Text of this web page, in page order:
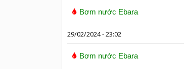
Bơm nước Ebara
29/02/2024 - 23:02
Bơm nước Ebara